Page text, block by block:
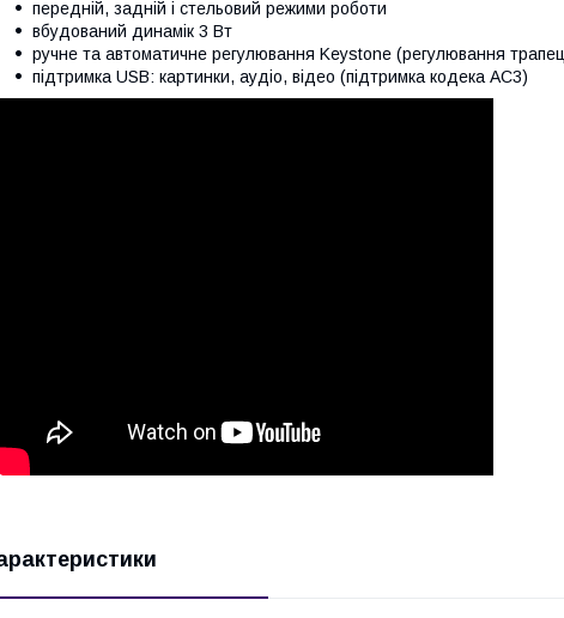
передній, задній і стельовий режими роботи
вбудований динамік 3 Вт
ручне та автоматичне регулювання Keystone (регулювання
підтримка USB: картинки, аудіо, відео (підтримка кодека AC3)